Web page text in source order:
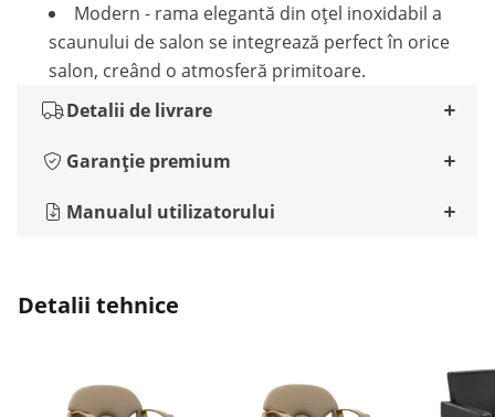
Modern - rama elegantă din oțel inoxidabil a
scaunului de salon se integrează perfect în orice
salon, creând o atmosferă primitoare.
Detalii de livrare
Garanție premium
Manualul utilizatorului
Detalii tehnice